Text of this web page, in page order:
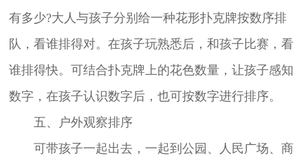
有多少?大人与孩子分别给一种花形扑克牌按数序排
队，看谁排得对。在孩子玩熟悉后，和孩子比赛，看
谁排得快。可结合扑克牌上的花色数量，让孩子感知
数字，在孩子认识数字后，也可按数字进行排序。
五、户外观察排序
可带孩子一起出去，一起到公园、人民广场、商